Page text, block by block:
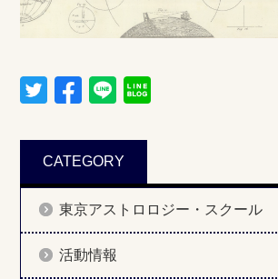
CATEGORY
東京アストロロジー・スクール
活動情報